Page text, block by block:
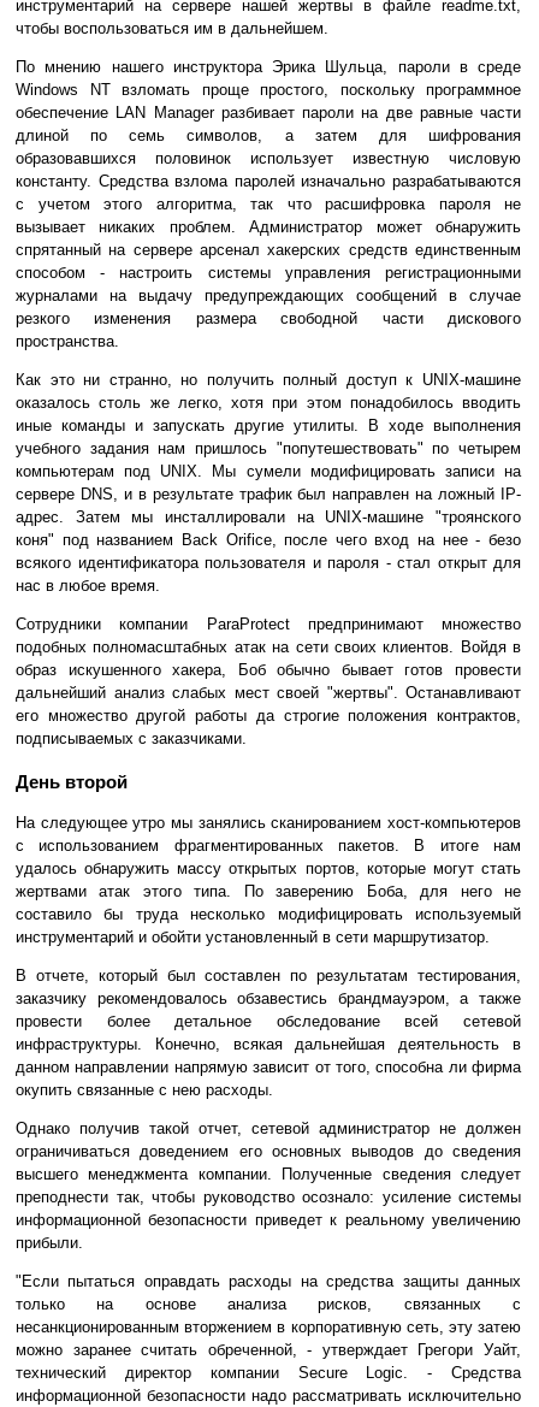
инструментарий на сервере нашей жертвы в файле readme.txt,
чтобы воспользоваться им в дальнейшем.
По мнению нашего инструктора Эрика Шульца, пароли в среде
Windows NT взломать проще простого, поскольку программное
обеспечение LAN Manager разбивает пароли на две равные части
длиной по семь символов, а затем для шифрования
образовавшихся половинок использует известную числовую
константу. Средства взлома паролей изначально разрабатываются
с учетом этого алгоритма, так что расшифровка пароля не
вызывает никаких проблем. Администратор может обнаружить
спрятанный на сервере арсенал хакерских средств единственным
способом - настроить системы управления регистрационными
журналами на выдачу предупреждающих сообщений в случае
резкого изменения размера свободной части дискового
пространства.
Как это ни странно, но получить полный доступ к UNIX-машине
оказалось столь же легко, хотя при этом понадобилось вводить
иные команды и запускать другие утилиты. В ходе выполнения
учебного задания нам пришлось "попутешествовать" по четырем
компьютерам под UNIX. Мы сумели модифицировать записи на
сервере DNS, и в результате трафик был направлен на ложный IP-
адрес. Затем мы инсталлировали на UNIX-машине "троянского
коня" под названием Back Orifice, после чего вход на нее - безо
всякого идентификатора пользователя и пароля - стал открыт для
нас в любое время.
Сотрудники компании ParaProtect предпринимают множество
подобных полномасштабных атак на сети своих клиентов. Войдя в
образ искушенного хакера, Боб обычно бывает готов провести
дальнейший анализ слабых мест своей "жертвы". Останавливают
его множество другой работы да строгие положения контрактов,
подписываемых с заказчиками.
День второй
На следующее утро мы занялись сканированием хост-компьютеров
с использованием фрагментированных пакетов. В итоге нам
удалось обнаружить массу открытых портов, которые могут стать
жертвами атак этого типа. По заверению Боба, для него не
составило бы труда несколько модифицировать используемый
инструментарий и обойти установленный в сети маршрутизатор.
В отчете, который был составлен по результатам тестирования,
заказчику рекомендовалось обзавестись брандмауэром, а также
провести более детальное обследование всей сетевой
инфраструктуры. Конечно, всякая дальнейшая деятельность в
данном направлении напрямую зависит от того, способна ли фирма
окупить связанные с нею расходы.
Однако получив такой отчет, сетевой администратор не должен
ограничиваться доведением его основных выводов до сведения
высшего менеджмента компании. Полученные сведения следует
преподнести так, чтобы руководство осознало: усиление системы
информационной безопасности приведет к реальному увеличению
прибыли.
"Если пытаться оправдать расходы на средства защиты данных
только на основе анализа рисков, связанных с
несанкционированным вторжением в корпоративную сеть, эту затею
можно заранее считать обреченной, - утверждает Грегори Уайт,
технический директор компании Secure Logic. - Средства
информационной безопасности надо рассматривать исключительно